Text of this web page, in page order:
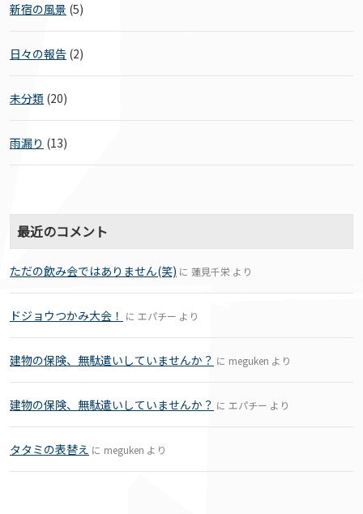
新宿の風景 (5)
日々の報告 (2)
未分類 (20)
雨漏り (13)
最近のコメント
ただの飲み会ではありません(笑) に 蓮見千栄 より
ドジョウつかみ大会！ に エパチー より
建物の保険、無駄遣いしていませんか？ に meguken より
建物の保険、無駄遣いしていませんか？ に エパチー より
タタミの表替え に meguken より